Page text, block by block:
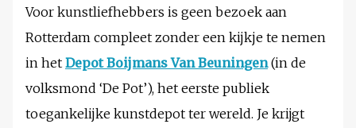
Voor kunstliefhebbers is geen bezoek aan
Rotterdam compleet zonder een kijkje te nemen
in het Depot Boijmans Van Beuningen(in de
volksmond ‘De Pot’), het eerste publiek
toegankelijke kunstdepot ter wereld. Je krijgt